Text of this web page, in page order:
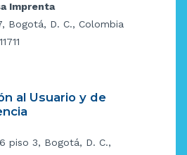
Imprenta
Bogotá, D. C., Colombia
al Usuario y de
piso 3, Bogotá, D. C.,